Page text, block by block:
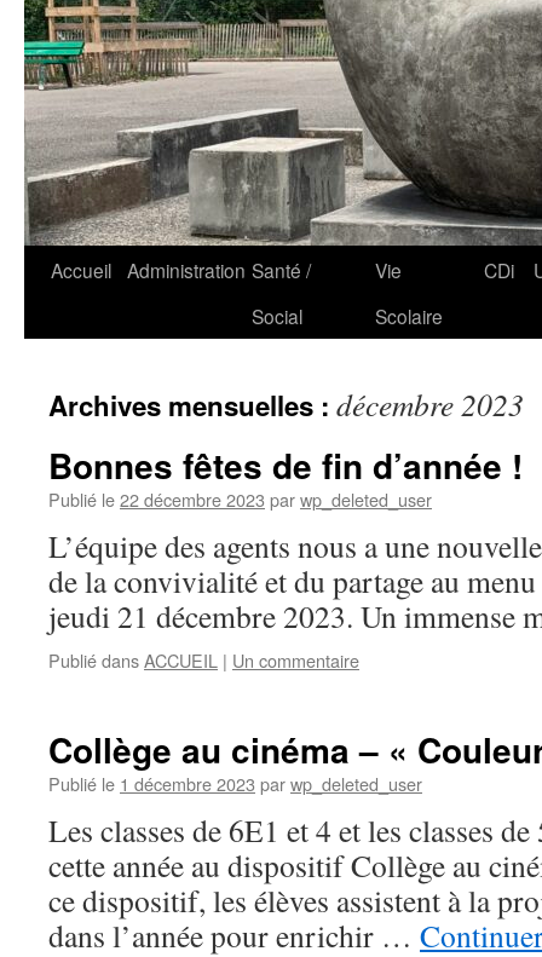
Accueil Administration Santé /
Social
Vie
Scolaire
CDi
Archives mensuelles : décembre 2023
Bonnes fêtes de fin d’année !
Publié le22 décembre 2023 parwp_deleted_user
L’équipe des agents nous a une
de la convivialité et du partage au
jeudi 21 décembre 2023. Un immense
Publié dansACCUEIL | Un commentaire
Collège au cinéma – «
Publié le 1 décembre 2023 parwp_deleted_user
Les classes de 6E1 et 4 et les classes
cette année au dispositif Collège au
ce dispositif, les élèves assistent à la
dans l’année pour enrichir …